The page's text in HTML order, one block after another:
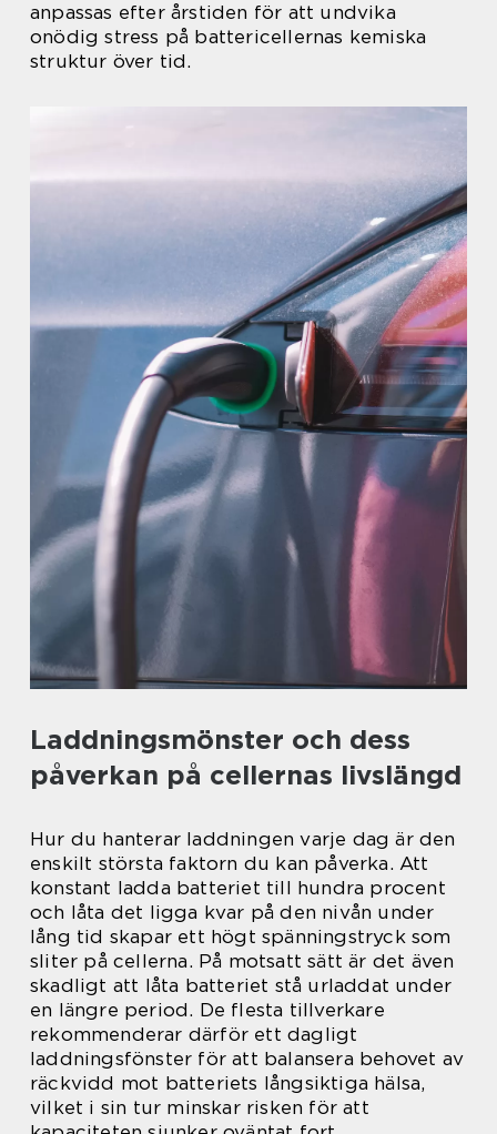
anpassas efter årstiden för att undvika
onödig stress på battericellernas kemiska
struktur över tid.
Laddningsmönster och dess
påverkan på cellernas livslängd
Hur du hanterar laddningen varje dag är den
enskilt största faktorn du kan påverka. Att
konstant ladda batteriet till hundra procent
och låta det ligga kvar på den nivån under
lång tid skapar ett högt spänningstryck som
sliter på cellerna. På motsatt sätt är det även
skadligt att låta batteriet stå urladdat under
en längre period. De flesta tillverkare
rekommenderar därför ett dagligt
laddningsfönster för att balansera behovet av
räckvidd mot batteriets långsiktiga hälsa,
vilket i sin tur minskar risken för att